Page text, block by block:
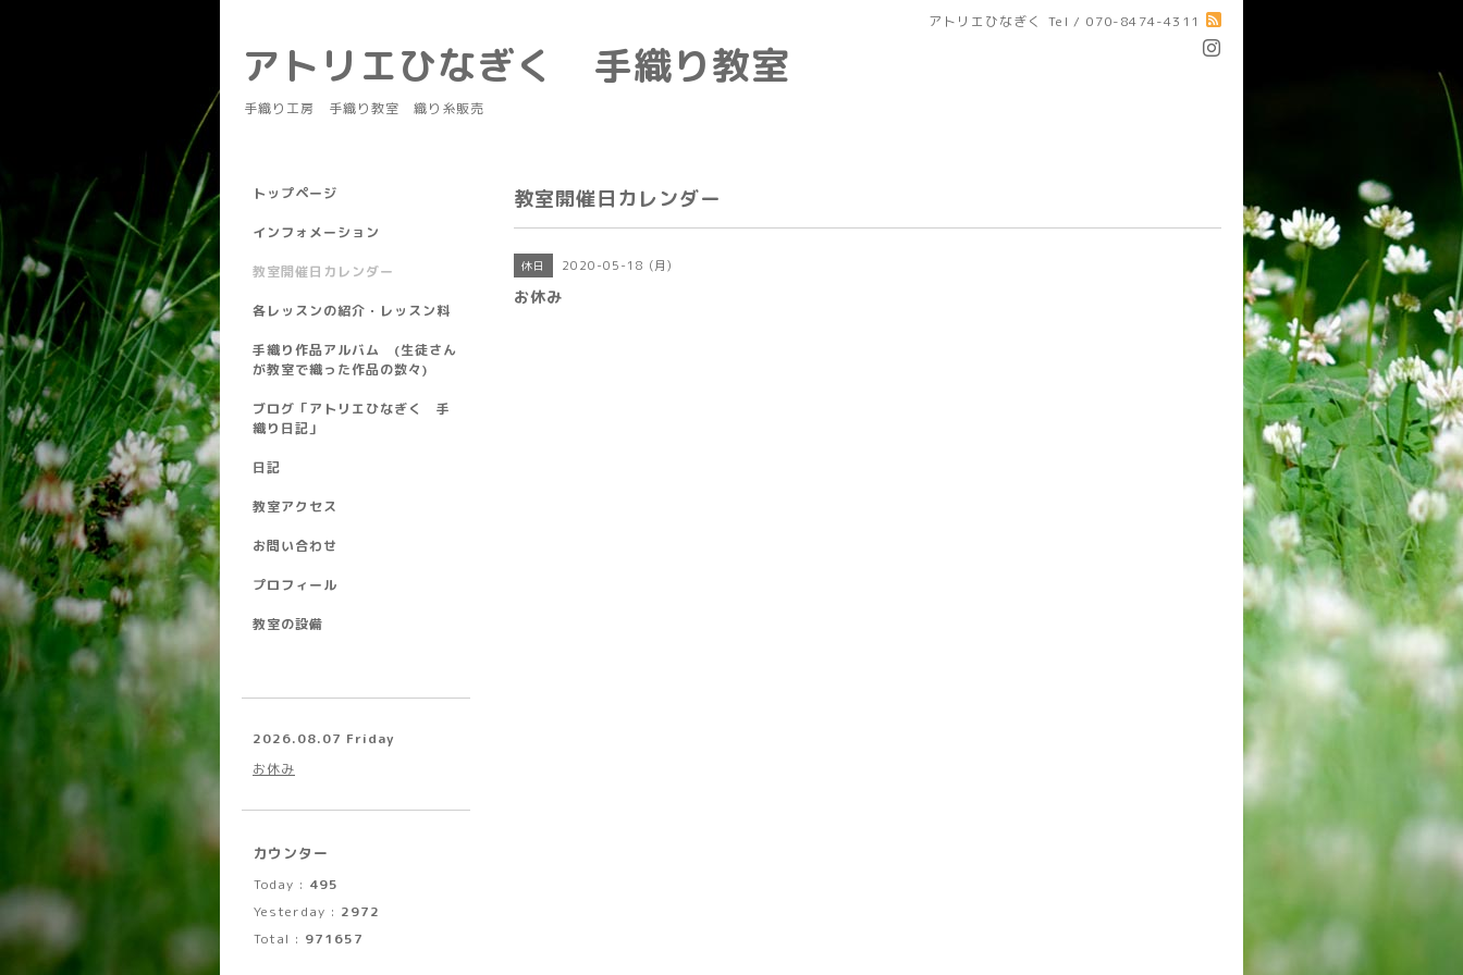
アトリエひなぎく Tel / 070-8474-4311
アトリエひなぎく 手織り教室
手織り工房 手織り教室 織り糸販売
教室開催日カレンダー
休日 2020-05-18 (月)
お休み
トップページ
インフォメーション
教室開催日カレンダー
各レッスンの紹介・レッスン料
手織り作品アルバム (生徒さん
が教室で織った作品の数々)
ブログ「アトリエひなぎく 手
織り日記」
日記
教室アクセス
お問い合わせ
プロフィール
教室の設備
2026.08.07 Friday
お休み
カウンター
Today : 495
Yesterday : 2972
Total : 971657